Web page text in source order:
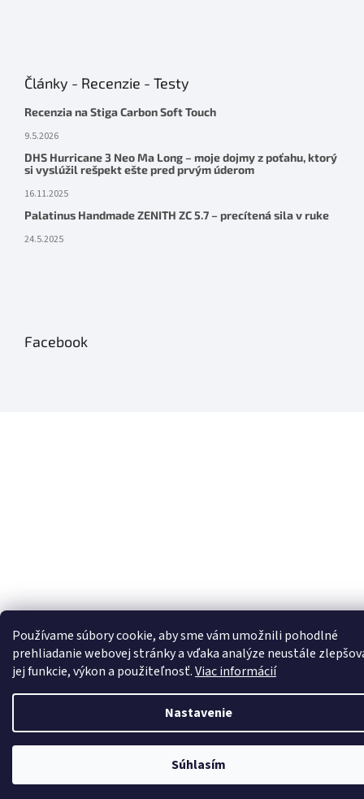
Používame súbory cookie, aby sme vám umožnili pohodlné
prehliadanie webovej stránky a vďaka analýze neustále
jej funkcie, výkon a použiteľnosť.Viac informácií
Nastavenie
Súhlasím
Články - Recenzie - Testy
Recenzia na Stiga Carbon Soft Touch
9.5.2026
DHS Hurricane 3 Neo Ma Long – moje dojmy z poťahu, ktorý
si vyslúžil rešpekt ešte pred prvým úderom
16.11.2025
Palatinus Handmade ZENITH ZC 5.7 – precítená sila v ruke
24.5.2025
Facebook